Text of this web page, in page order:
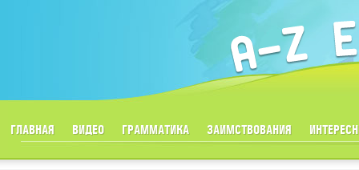
ГЛАВНАЯ ВИДЕО ГРАММАТИКА ЗАИМСТВОВАНИЯ